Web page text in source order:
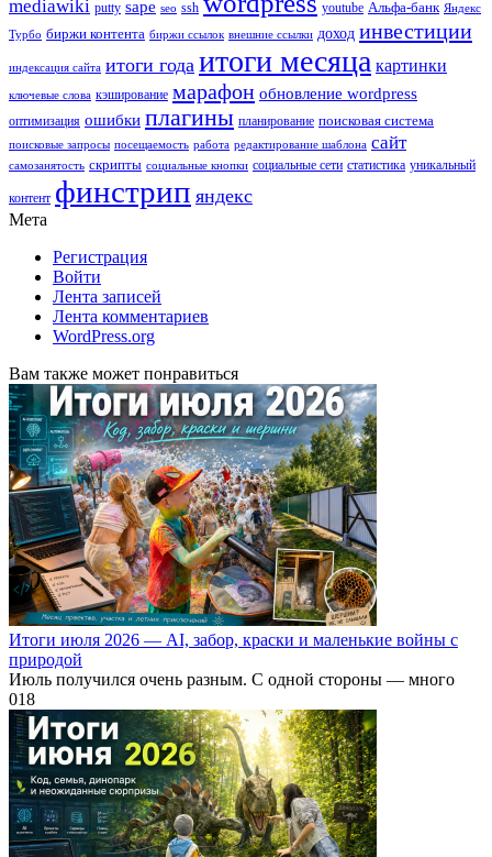
mediawiki putty sape seo ssh youtube Альфа-банк Яндекс
Турбо биржи контента биржи ссылок внешние ссылки доход инвестиции
индексация сайта итоги года итоги месяца картинки
ключевые слова кэширование марафон обновление wordpress
оптимизация ошибки плагины планирование поисковая система
поисковые запросы посещаемость работа редактирование шаблона сайт
самозанятость скрипты социальные кнопки социальные сети статистика уникальный
контент финстрип яндекс
Мета
Регистрация
Войти
Лента записей
Лента комментариев
WordPress.org
Вам также может понравиться
Итоги июля 2026 — AI, забор, краски и маленькие войны с
природой
Июль получился очень разным. С одной стороны — много
018